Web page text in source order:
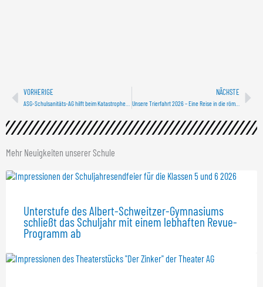
Zurück
VORHERIGE NÄCHSTE
Unsere Trierfahrt 2026 – Eine Reise in die römische Vergangenheit
Mehr Neuigkeiten unserer Schule
Unterstufe des Albert-Schweitzer-Gymnasiums
schließt das Schuljahr mit einem lebhaften Revue-
Programm ab